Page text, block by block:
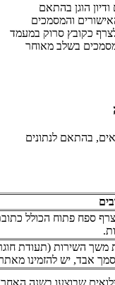
הוגן בהתאם
והמסמכים
כקובץ סרוק במעמד
בשלב מאוחר
בהתאם לנתונים
ספח פתוח הכולל
משך השירות (תעודת
אבד, יש להזמינו
שבוצעו בשנה